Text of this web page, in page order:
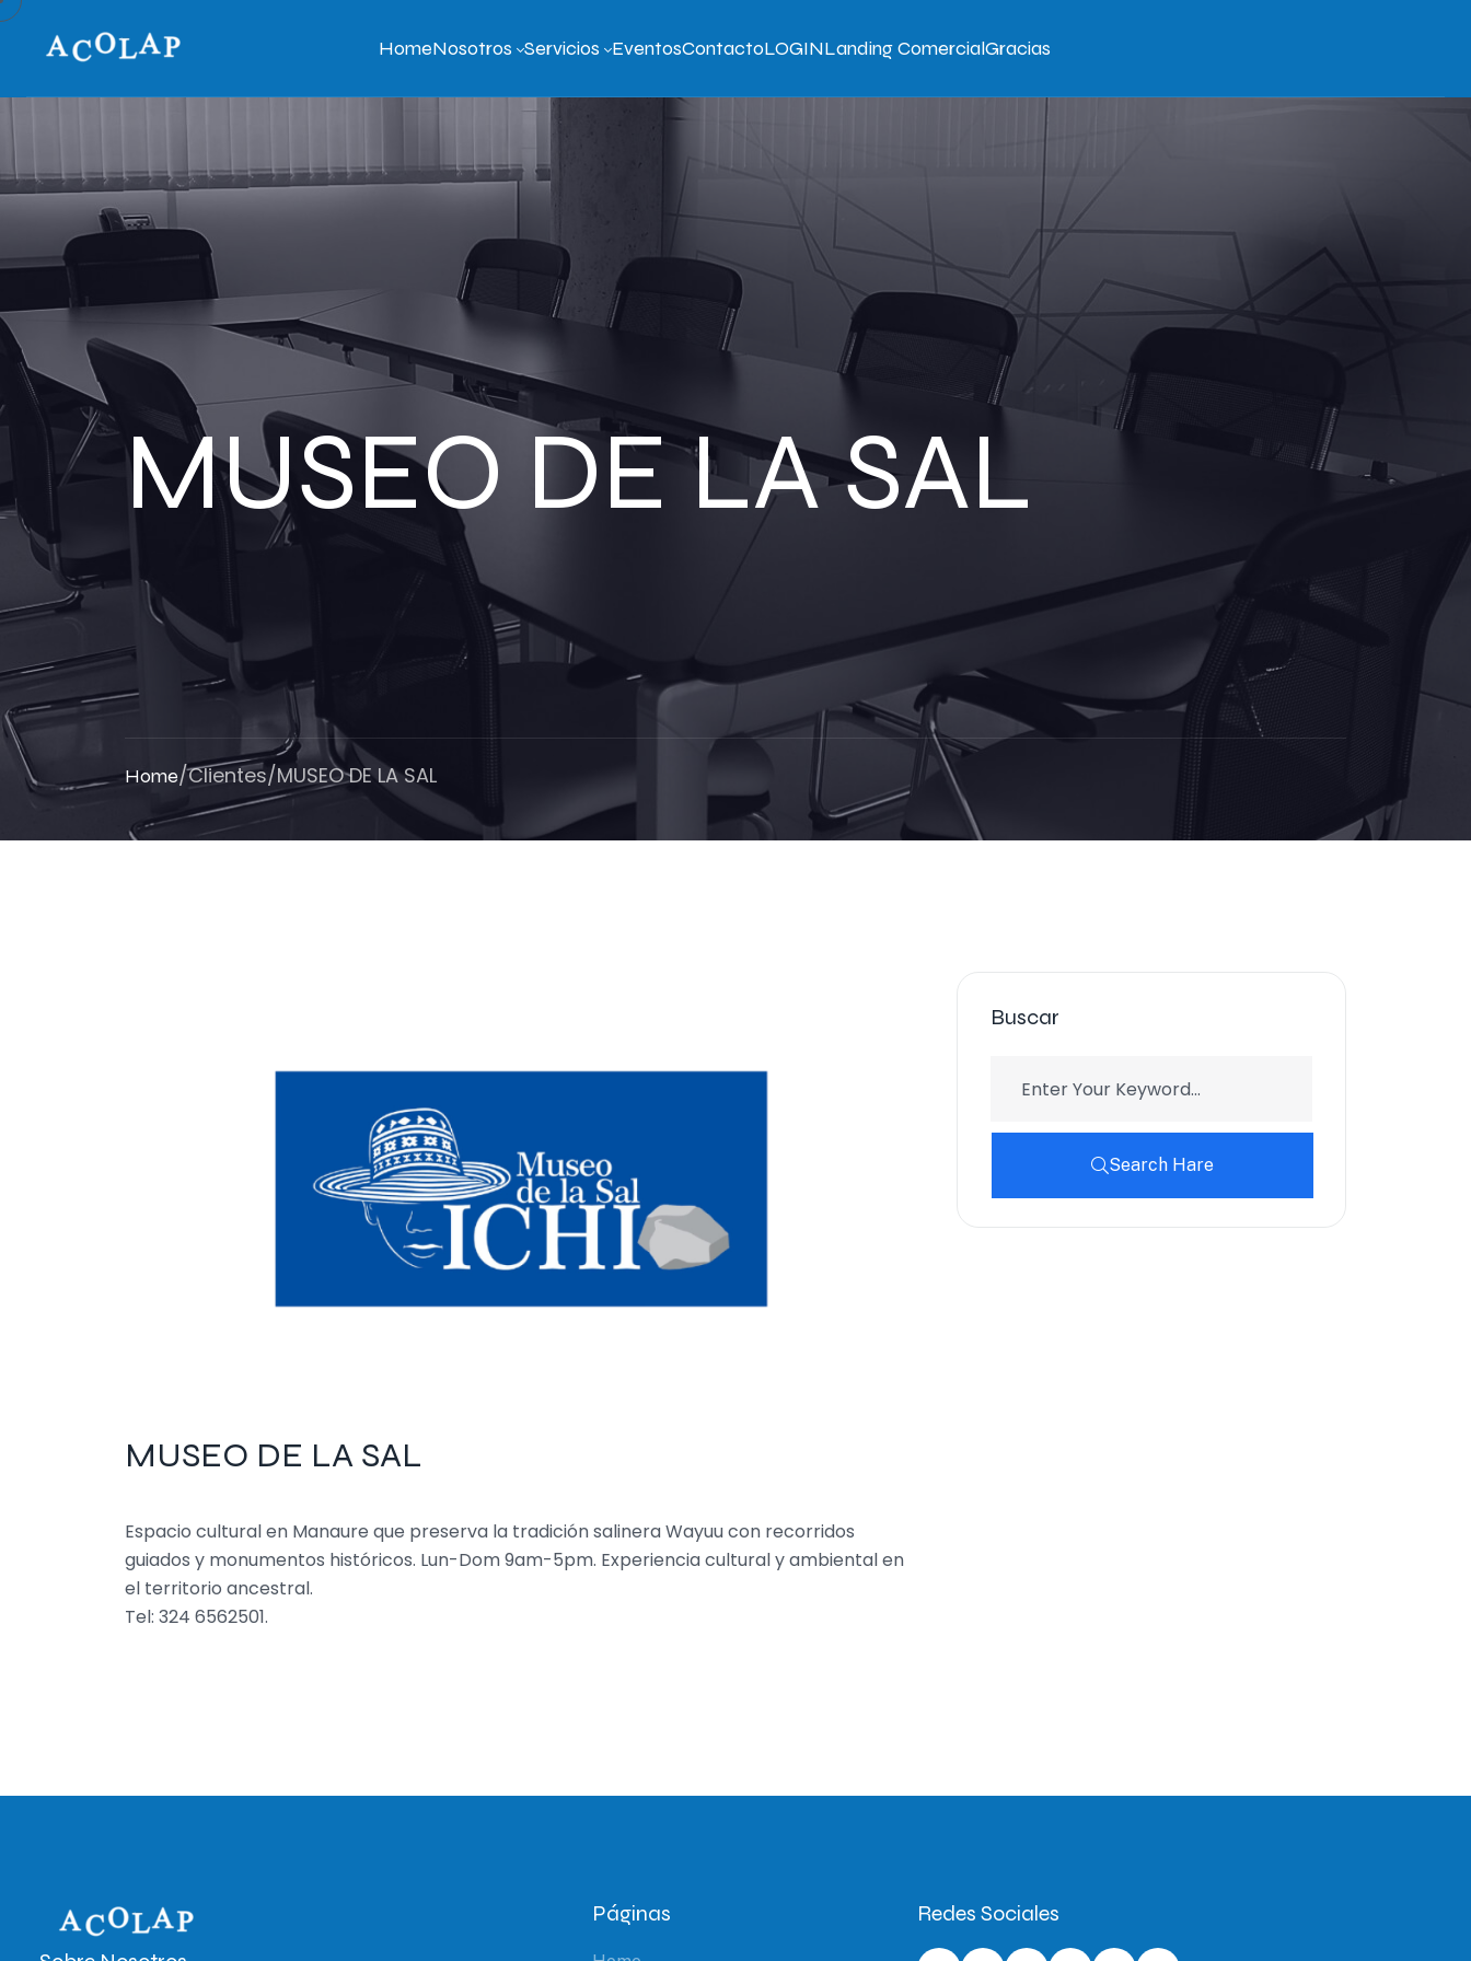
HomeNosotros Servicios EventosContactoLOGINLanding ComercialGracias
MUSEO DE LA SAL
Home/Clientes/MUSEO DE LA SAL
MUSEO DE LA SAL
Espacio cultural en Manaure que preserva la tradición salinera Wayuu con recorridos
guiados y monumentos históricos. Lun-Dom 9am-5pm. Experiencia cultural y ambiental en
el territorio ancestral.
Tel: 324 6562501.
Buscar
Search Hare
Páginas Redes Sociales